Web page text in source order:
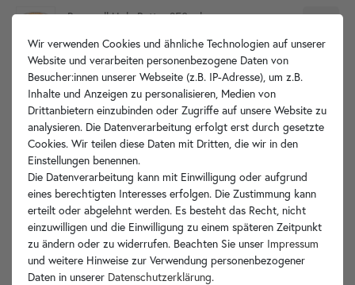
Renuwell Holz Butter 250 ml
Produktdetails
Artikelbeschreibung
Hersteller-Info
Ihre Vorteile
Wir verwenden Cookies und ähnliche Technologien auf unserer
Website und verarbeiten personenbezogene Daten von
Besucher:innen unserer Webseite (z.B. IP-Adresse), um z.B.
Inhalte und Anzeigen zu personalisieren, Medien von
Drittanbietern einzubinden oder Zugriffe auf unsere Website zu
analysieren. Die Datenverarbeitung erfolgt erst durch gesetzte
Cookies. Wir teilen diese Daten mit Dritten, die wir in den
Einstellungen benennen.
Die Datenverarbeitung kann mit Einwilligung oder aufgrund
eines berechtigten Interesses erfolgen. Die Zustimmung kann
erteilt oder abgelehnt werden. Es besteht das Recht, nicht
einzuwilligen und die Einwilligung zu einem späteren Zeitpunkt
zu ändern oder zu widerrufen. Beachten Sie unser Impressum
und weitere Hinweise zur Verwendung personenbezogener
Daten in unserer Daten­schutz­erklärung.